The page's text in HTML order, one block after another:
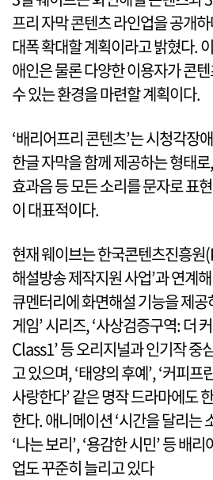
프리 자막 콘텐츠 라인업을 공개
대폭 확대할 계획이라고 밝혔다.
애인은 물론 다양한 이용자가 콘
수 있는 환경을 마련할 계획이다.
‘배리어프리 콘텐츠’는 시청각장
한글 자막을 함께 제공하는 형태
효과음 등 모든 소리를 문자로 표
이 대표적이다.
현재 웨이브는 한국콘텐츠진흥원
해설방송 제작지원 사업’과 연계
큐멘터리에 화면해설 기능을 제공
게임’ 시리즈, ‘사상검증구역: 더
Class1’ 등 오리지널과 인기작 중
고 있으며, ‘태양의 후예’, ‘커피프
사랑한다’ 같은 명작 드라마에도
한다. 애니메이션 ‘시간을 달리는
‘나는 보리’, ‘용감한 시민’ 등 배
업도 꾸준히 늘리고 있다